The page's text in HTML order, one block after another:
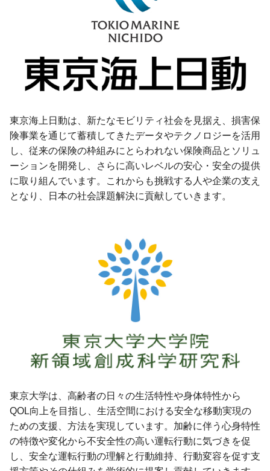
東京海上日動は、新たなモビリティ社会を見据え、損害保
険事業を通じて蓄積してきたデータやテクノロジーを活用
し、従来の保険の枠組みにとらわれない保険商品とソリュ
ーションを開発し、さらに高いレベルの安心・安全の提供
に取り組んでいます。これからも挑戦する人や企業の支え
となり、日本の社会課題解決に貢献していきます。
東京大学は、高齢者の日々の生活特性や身体特性から
QOL向上を目指し、生活空間における安全な移動実現の
ための支援、方法を実現しています。加齢に伴う心身特性
の特徴や変化から不安全性の高い運転行動に気づきを促
し、安全な運転行動の理解と行動維持、行動変容を促す支